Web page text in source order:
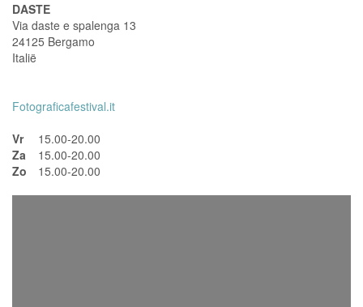
DASTE
Via daste e spalenga 13
24125 Bergamo
Italië
Fotograficafestival.it
Vr
15.00-20.00
Za
15.00-20.00
Zo
15.00-20.00